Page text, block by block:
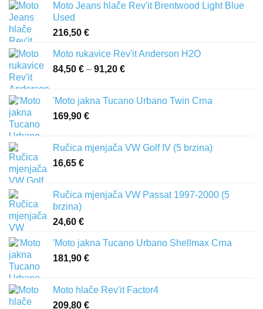
Moto Jeans hlače Rev'it Brentwood Light Blue
Used
216,50 €
Moto rukavice Rev'it Anderson H2O
84,50 € – 91,20 €
84,50 €
'Moto jakna Tucano Urbano Twin Crna
169,90 €
Ručica mjenjača VW Golf IV (5 brzina)
16,65 €
Ručica mjenjača VW Passat 1997-2000 (5
brzina)
24,60 €
'Moto jakna Tucano Urbano Shellmax Crna
181,90 €
Moto hlače Rev'it Factor4
209,80 €